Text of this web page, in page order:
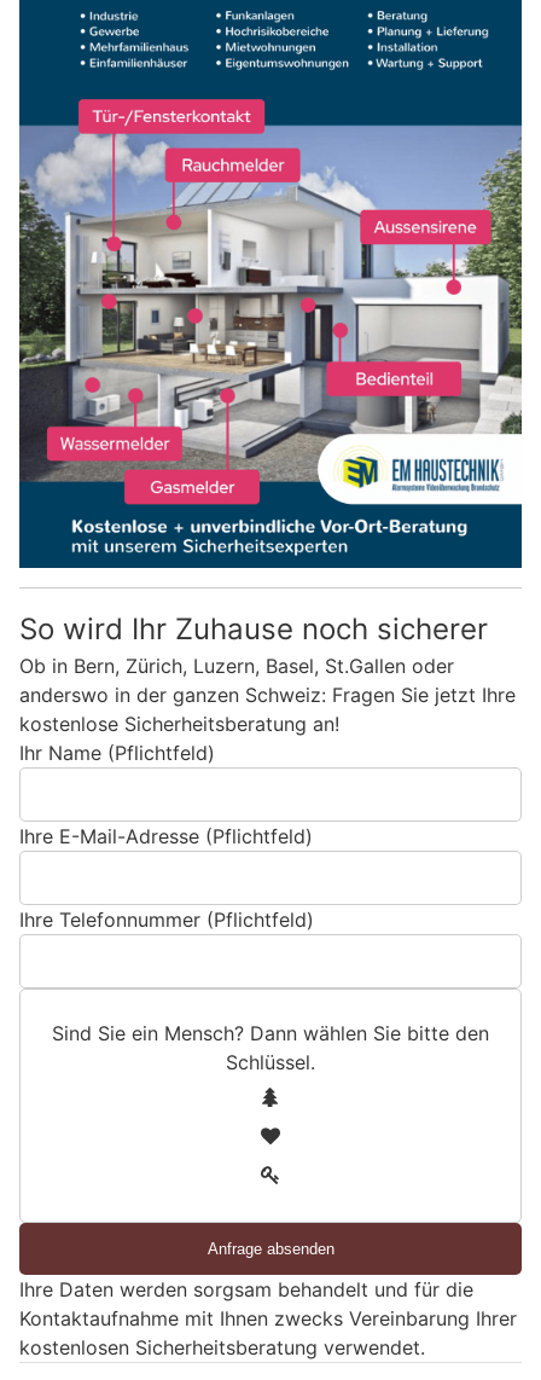
So wird Ihr Zuhause noch sicherer
Ob in Bern, Zürich, Luzern, Basel, St.Gallen oder
anderswo in der ganzen Schweiz: Fragen Sie jetzt Ihre
kostenlose Sicherheitsberatung an!
Ihr Name (Pflichtfeld)
Ihre E-Mail-Adresse (Pflichtfeld)
Ihre Telefonnummer (Pflichtfeld)
Sind Sie ein Mensch? Dann wählen Sie bitte den
Schlüssel.
e
i
n
Ihre Daten werden sorgsam behandelt und für die
Kontaktaufnahme mit Ihnen zwecks Vereinbarung Ihrer
kostenlosen Sicherheitsberatung verwendet.